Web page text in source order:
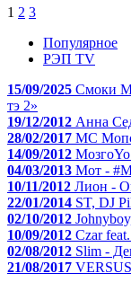
1 2 3
Популярное
РЭП TV
15/09/2025 Смоки
тэ 2»
19/12/2012 Анна
28/02/2017 МС Мопс
14/09/2012
04/03/2013 Мот -
10/11/2012 Лион -
22/01/2014 ST, DJ
02/10/2012
10/09/2012 Czar
02/08/2012 Slim -
21/08/2017